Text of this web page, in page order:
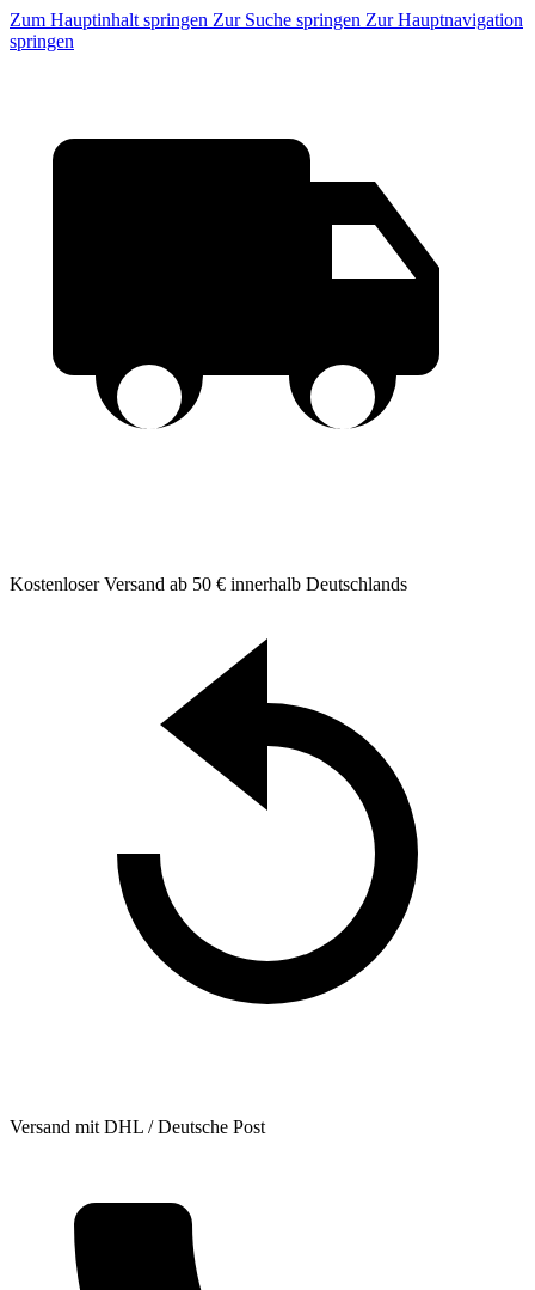
Zum Hauptinhalt springen Zur Suche springen Zur Hauptnavigation
springen
Kostenloser Versand ab 50 € innerhalb Deutschlands
Versand mit DHL / Deutsche Post